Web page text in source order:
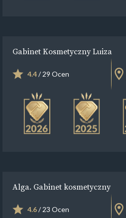
Gabinet Kosmetyczny Luiza
4.4/ 29 Ocen
Alga. Gabinet kosmetyczny
4.6/ 23 Ocen